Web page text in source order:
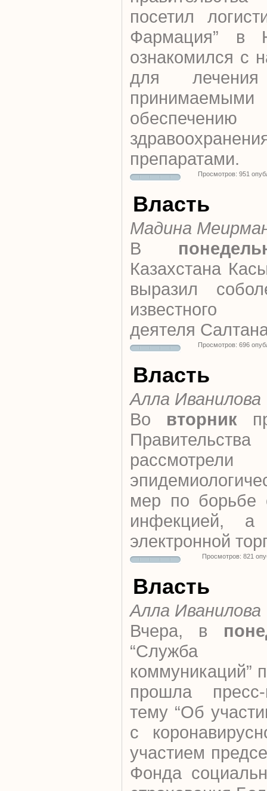
посетил
Фармация” в
ознакомился с
для
препаратами.
Просмотров: 951
Власть
Мадина
В
Казахстана
выразил
известного
деятеля
Просмотров: 696
Власть
Алла Иванилова
Во вторник
мер по борьбе
инфекцией, а
электронной
Просмотров: 821
Власть
Алла Иванилова
Вчера, в
“Служба
коммуникаций”
прошла
тему “Об
с
участием
Фонда